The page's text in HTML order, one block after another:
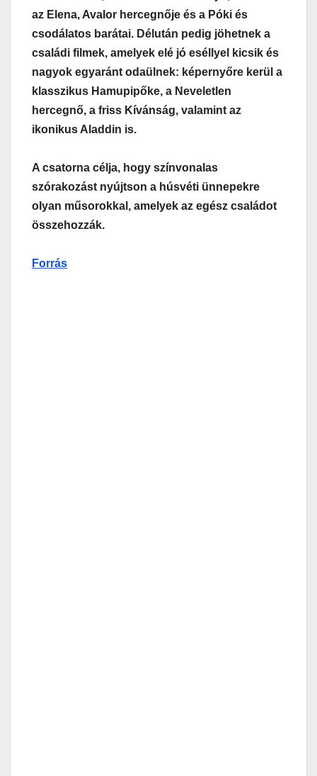
az Elena, Avalor hercegnője és a Póki és
csodálatos barátai. Délután pedig jöhetnek a
családi filmek, amelyek elé jó eséllyel kicsik és
nagyok egyaránt odaülnek: képernyőre kerül a
klasszikus Hamupipőke, a Neveletlen
hercegnő, a friss Kívánság, valamint az
ikonikus Aladdin is.
A csatorna célja, hogy színvonalas
szórakozást nyújtson a húsvéti ünnepekre
olyan műsorokkal, amelyek az egész családot
összehozzák.
Forrás